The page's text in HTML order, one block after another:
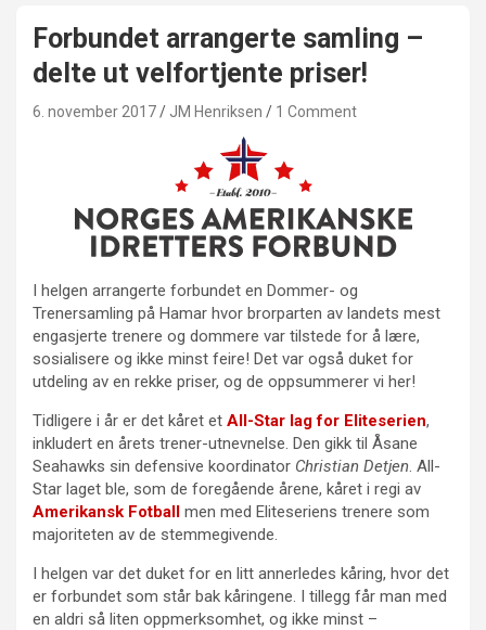
Forbundet arrangerte samling –
delte ut velfortjente priser!
6. november 2017 JM Henriksen 1 Comment
I helgen arrangerte forbundet en Dommer- og
Trenersamling på Hamar hvor brorparten av landets mest
engasjerte trenere og dommere var tilstede for å lære,
sosialisere og ikke minst feire! Det var også duket for
utdeling av en rekke priser, og de oppsummerer vi her!
Tidligere i år er det kåret et All-Star lag for Eliteserien,
inkludert en årets trener-utnevnelse. Den gikk til Åsane
Seahawks sin defensive koordinator Christian Detjen . All-
Star laget ble, som de foregående årene, kåret i regi av
Amerikansk Fotball men med Eliteseriens trenere som
majoriteten av de stemmegivende.
I helgen var det duket for en litt annerledes kåring, hvor det
er forbundet som står bak kåringene. I tillegg får man med
en aldri så liten oppmerksomhet, og ikke minst –